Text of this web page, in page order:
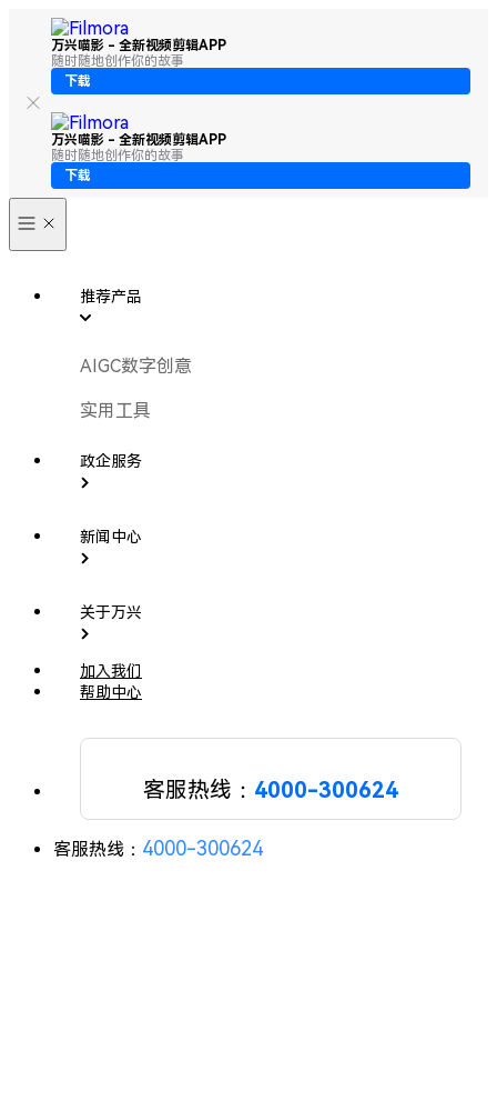
万兴喵影 - 全新视频剪辑APP
随时随地创作你的故事
下载
万兴喵影 - 全新视频剪辑APP
随时随地创作你的故事
下载
推荐产品
AIGC数字创意
实用工具
政企服务
新闻中心
关于万兴
加入我们
帮助中心
客服热线： 4000-300624
客服热线： 4000-300624